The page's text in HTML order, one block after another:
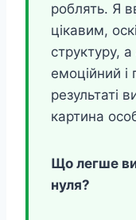
роблять. Я
цікавим,
структуру,
емоційний і
результаті
картина
Що легше
нуля?